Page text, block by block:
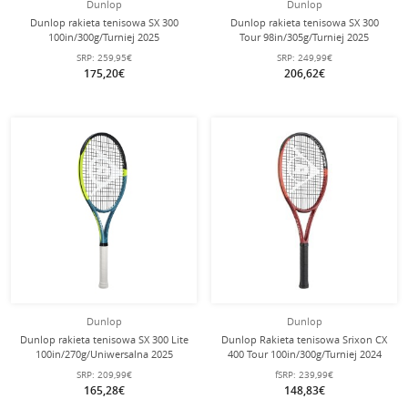
Dunlop
Dunlop rakieta tenisowa SX 300
100in/300g/Turniej 2025
niebieskozielona/żółta -
niestrunowana -
SRP: 259,95€
175,20€
Dunlop
Dunlop rakieta tenisowa SX 300
Tour 98in/305g/Turniej 2025
niebieskozielona/żółta - nie
naciągnięta -
SRP: 249,99€
206,62€
Dunlop
Dunlop rakieta tenisowa SX 300 Lite
100in/270g/Uniwersalna 2025
niebieskozielona/żółta -
niestrunowana -
SRP: 209,99€
165,28€
Dunlop
Dunlop Rakieta tenisowa Srixon CX
400 Tour 100in/300g/Turniej 2024
czerwony - nie naciągana -
fSRP: 239,99€
148,83€